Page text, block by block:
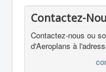
Contactez-
Contactez-nous ou
d'Aeroplans à